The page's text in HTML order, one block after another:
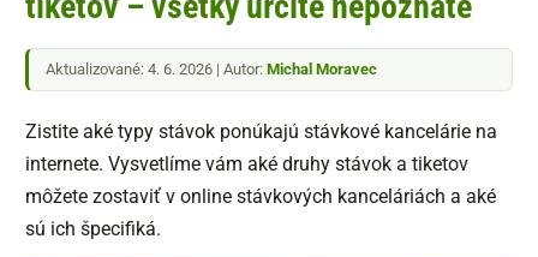
Aktualizované: 4. 6. 2026 | Autor: Michal Moravec
Zistite aké typy stávok ponúkajú stávkové kancelárie na
internete. Vysvetlíme vám aké druhy stávok a tiketov
môžete zostaviť v online stávkových kanceláriách a aké
sú ich špecifiká.